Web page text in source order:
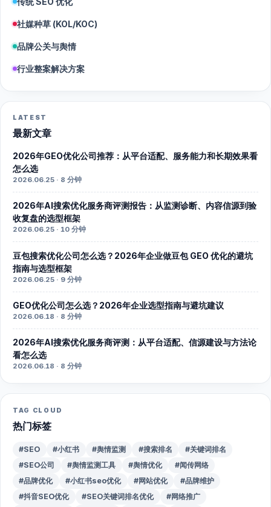
社媒种草 (KOL/KOC)
品牌公关与舆情
行业整案解决方案
LATEST
最新文章
2026年GEO优化公司推荐：从平台适配、服务能力和长期效果看
怎么选
2026.06.25 · 8 分钟
2026年AI搜索优化服务商评测报告：从监测诊断、内容信源到验
收复盘的选型框架
2026.06.25 · 10 分钟
豆包搜索优化公司怎么选？2026年企业做豆包 GEO 优化的避坑
指南与选型框架
2026.06.25 · 9 分钟
GEO优化公司怎么选？2026年企业选型指南与避坑建议
2026.06.18 · 8 分钟
2026年AI搜索优化服务商评测：从平台适配、信源建设与方法论
看怎么选
2026.06.18 · 8 分钟
TAG CLOUD
热门标签
#SEO #小红书 #舆情监测 #搜索排名
#关键词排名
#SEO公司
#舆情监测工具 #舆情优化
#闻传网络
#品牌优化
#小红书seo优化 #网站优化
#品牌维护
#抖音SEO优化
#SEO关键词排名优化
#网络推广